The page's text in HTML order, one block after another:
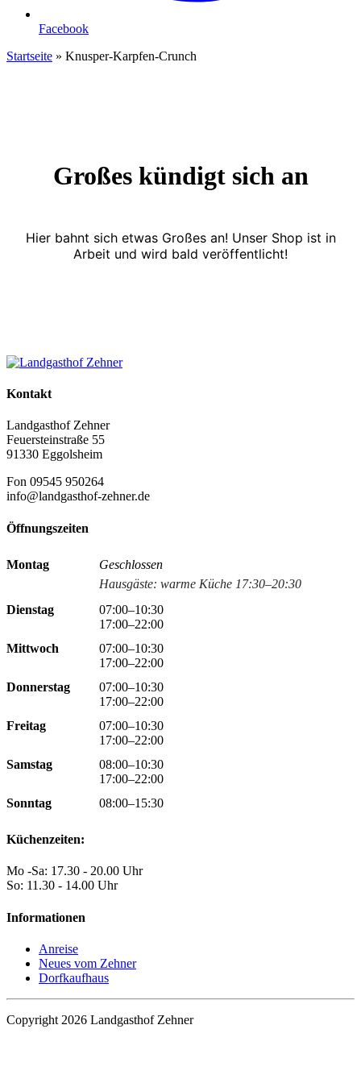
Facebook
Startseite » Knusper-Karpfen-Crunch
Großes kündigt sich an
Hier bahnt sich etwas Großes an! Unser Shop ist in
Arbeit und wird bald veröffentlicht!
Kontakt
Landgasthof Zehner
Feuersteinstraße 55
91330 Eggolsheim
Fon 09545 950264
info@landgasthof-zehner.de
Öffnungszeiten
Montag
Geschlossen
Hausgäste: warme Küche 17:30–20:30
Dienstag
07:00–10:30
17:00–22:00
Mittwoch
07:00–10:30
17:00–22:00
Donnerstag
07:00–10:30
17:00–22:00
Freitag
07:00–10:30
17:00–22:00
Samstag
08:00–10:30
17:00–22:00
Sonntag
08:00–15:30
Küchenzeiten:
Mo -Sa: 17.30 - 20.00 Uhr
So: 11.30 - 14.00 Uhr
Informationen
Anreise
Neues vom Zehner
Dorfkaufhaus
Copyright 2026 Landgasthof Zehner